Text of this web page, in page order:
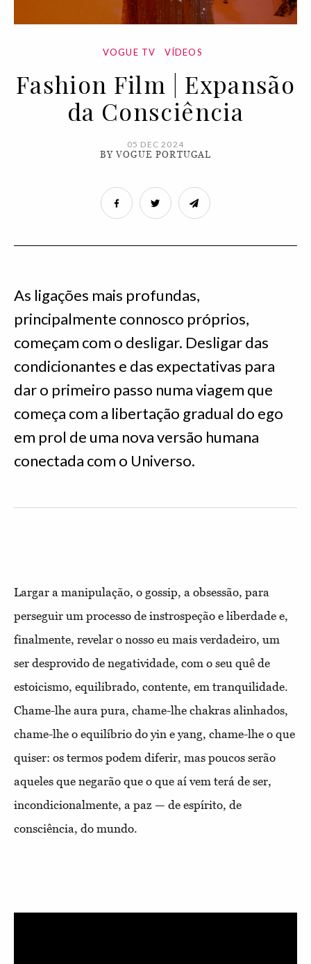
VOGUE TV VÍDEOS
Fashion Film | Expansão
da Consciência
05 DEC 2024
BY VOGUE PORTUGAL
As ligações mais profundas,
principalmente connosco próprios,
começam com o desligar. Desligar das
condicionantes e das expectativas para
dar o primeiro passo numa viagem que
começa com a libertação gradual do ego
em prol de uma nova versão humana
conectada com o Universo.
Largar a manipulação, o gossip, a obsessão, para
perseguir um processo de instrospeção e liberdade e,
finalmente, revelar o nosso eu mais verdadeiro, um
ser desprovido de negatividade, com o seu quê de
estoicismo, equilibrado, contente, em tranquilidade.
Chame-lhe aura pura, chame-lhe chakras alinhados,
chame-lhe o equilíbrio do yin e yang, chame-lhe o que
quiser: os termos podem diferir, mas poucos serão
aqueles que negarão que o que aí vem terá de ser,
incondicionalmente, a paz — de espírito, de
consciência, do mundo.